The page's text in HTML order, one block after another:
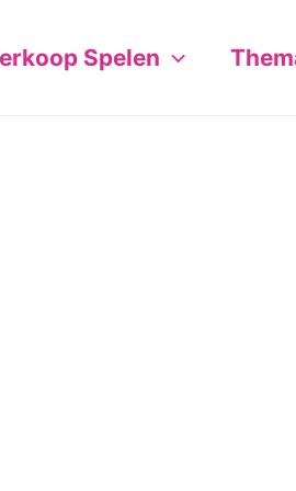
Spelen